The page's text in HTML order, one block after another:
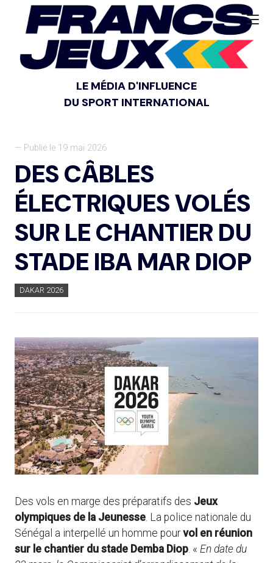
LE MÉDIA D'INFLUENCE
DU SPORT INTERNATIONAL
— Publié le 19 mai 2026
DES CÂBLES
ÉLECTRIQUES VOLÉS
SUR LE CHANTIER DU
STADE IBA MAR DIOP
DAKAR 2026
Des vols en marge des préparatifs des Jeux
olympiques de la Jeunesse. La police nationale du
Sénégal a interpellé un homme pourvol en réunion
sur le chantier du stade Demba Diop. « En date du